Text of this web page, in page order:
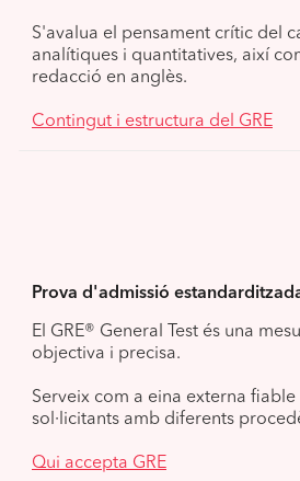
S'avalua el pensament crític del
analítiques i quantitatives, així
redacció en anglès.
Contingut i estructura del GRE
Prova d'admissió
El GRE® General Test és una
objectiva i precisa.
Serveix com a eina externa
sol·licitants amb diferents
Qui accepta GRE